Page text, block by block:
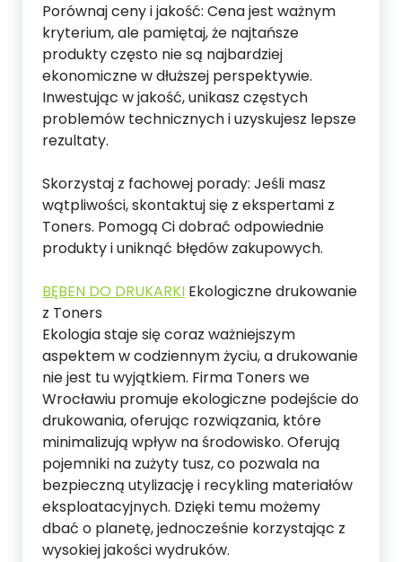
Porównaj ceny i jakość: Cena jest ważnym
kryterium, ale pamiętaj, że najtańsze
produkty często nie są najbardziej
ekonomiczne w dłuższej perspektywie.
Inwestując w jakość, unikasz częstych
problemów technicznych i uzyskujesz lepsze
rezultaty.
Skorzystaj z fachowej porady: Jeśli masz
wątpliwości, skontaktuj się z ekspertami z
Toners. Pomogą Ci dobrać odpowiednie
produkty i uniknąć błędów zakupowych.
BĘBEN DO DRUKARKI Ekologiczne drukowanie
z Toners
Ekologia staje się coraz ważniejszym
aspektem w codziennym życiu, a drukowanie
nie jest tu wyjątkiem. Firma Toners we
Wrocławiu promuje ekologiczne podejście do
drukowania, oferując rozwiązania, które
minimalizują wpływ na środowisko. Oferują
pojemniki na zużyty tusz, co pozwala na
bezpieczną utylizację i recykling materiałów
eksploatacyjnych. Dzięki temu możemy
dbać o planetę, jednocześnie korzystając z
wysokiej jakości wydruków.